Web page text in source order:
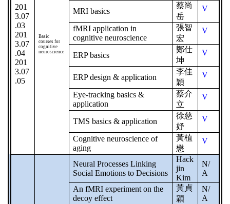
201
3.07
.03
201
3.07
.04
201
3.07
.05
Basic
courses for
cognitive
neuroscience
MRI basics
蔡尚
岳
V
fMRI application in
cognitive neuroscience
張智
宏
V
ERP basics
鄭仕
坤
V
ERP design & application
李佳
穎
V
Eye-tracking basics &
application
蔡介
立
V
TMS basics & application
徐慈
妤
V
Cognitive neuroscience of
aging
黃植
懋
V
Neural Processes Linking
Social Emotions to Decisions
Hack
jin
Kim
N/
A
An fMRI experiment on the
decoy effect
黃貞
穎
N/
A